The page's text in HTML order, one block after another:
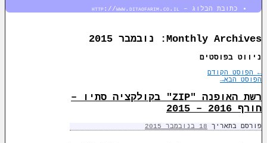
כתובת הבלוג – http://www.ditaofarim.co.il
Monthly Archives: נובמבר 2015
ניווט בפוסטים
← הפוסט הקודם
הפוסט הבא→
רשת האופנה "ZIP" בקולקציה סתיו –
חורף 2016 – 2015
פורסם בתאריך 18 בנובמבר 2015